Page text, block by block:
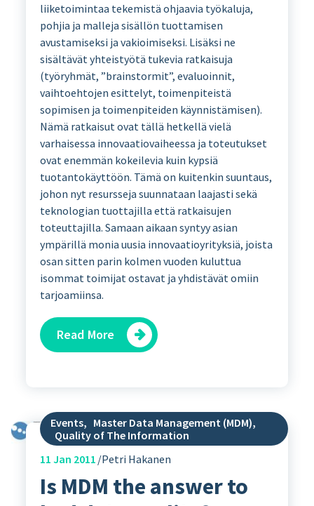
liiketoimintaa tekemistä ohjaavia työkaluja,
pohjia ja malleja sisällön tuottamisen
avustamiseksi ja vakioimiseksi. Lisäksi ne
sisältävät yhteistyötä tukevia ratkaisuja
(työryhmät, ”brainstormit”, evaluoinnit,
vaihtoehtojen esittelyt, toimenpiteistä
sopimisen ja toimenpiteiden käynnistämisen).
Nämä ratkaisut ovat tällä hetkellä vielä
varhaisessa innovaatiovaiheessa ja toteutukset
ovat enemmän kokeilevia kuin kypsiä
tuotantokäyttöön. Tämä on kuitenkin suuntaus,
johon nyt resursseja suunnataan laajasti sekä
teknologian tuottajilla että ratkaisujen
toteuttajilla. Samaan aikaan syntyy asian
ympärillä monia uusia innovaatioyrityksiä, joista
osan sitten parin kolmen vuoden kuluttua
isommat toimijat ostavat ja yhdistävät omiin
tarjoamiinsa.
Read More
Events, Master Data Management (MDM),
Quality of The Information
11 Jan 2011 Petri Hakanen
Is MDM the answer to